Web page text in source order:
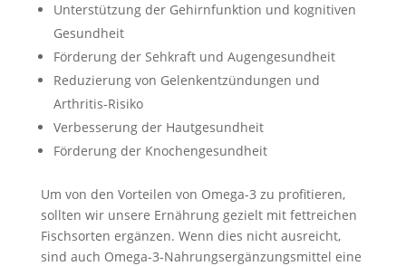
Unterstützung der Gehirnfunktion und kognitiven
Gesundheit
Förderung der Sehkraft und Augengesundheit
Reduzierung von Gelenkentzündungen und
Arthritis-Risiko
Verbesserung der Hautgesundheit
Förderung der Knochengesundheit
Um von den Vorteilen von Omega-3 zu profitieren,
sollten wir unsere Ernährung gezielt mit fettreichen
Fischsorten ergänzen. Wenn dies nicht ausreicht,
sind auch Omega-3-Nahrungsergänzungsmittel eine